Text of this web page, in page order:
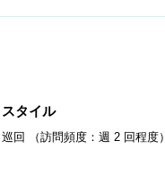
スタイル
巡回 （訪問頻度：週 2 回程度）